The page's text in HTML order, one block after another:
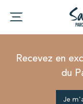
Recevez en
du
Je